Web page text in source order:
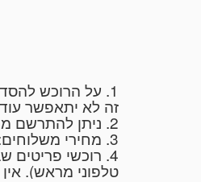
זה לא יתאפשר
2. ניתן להתרשם מהפריטים בטרם המכירה במשרד "פעם שלישית" בימים א'-ה', 10.00-14.00 ובתיאום טלפוני 054-6272735 או ב: 053-8265447
3. מחירי משלוחים: רשום בארץ: 20 ש"ח (עד 2 ק"ג), חבילה בארץ: (עד 10 ק"ג): 25 ש"ח, שליח עד הבית: 50 ש"ח (עד 15 ק"ג).
4. רוכשי פריטים
טלפוני מראש).